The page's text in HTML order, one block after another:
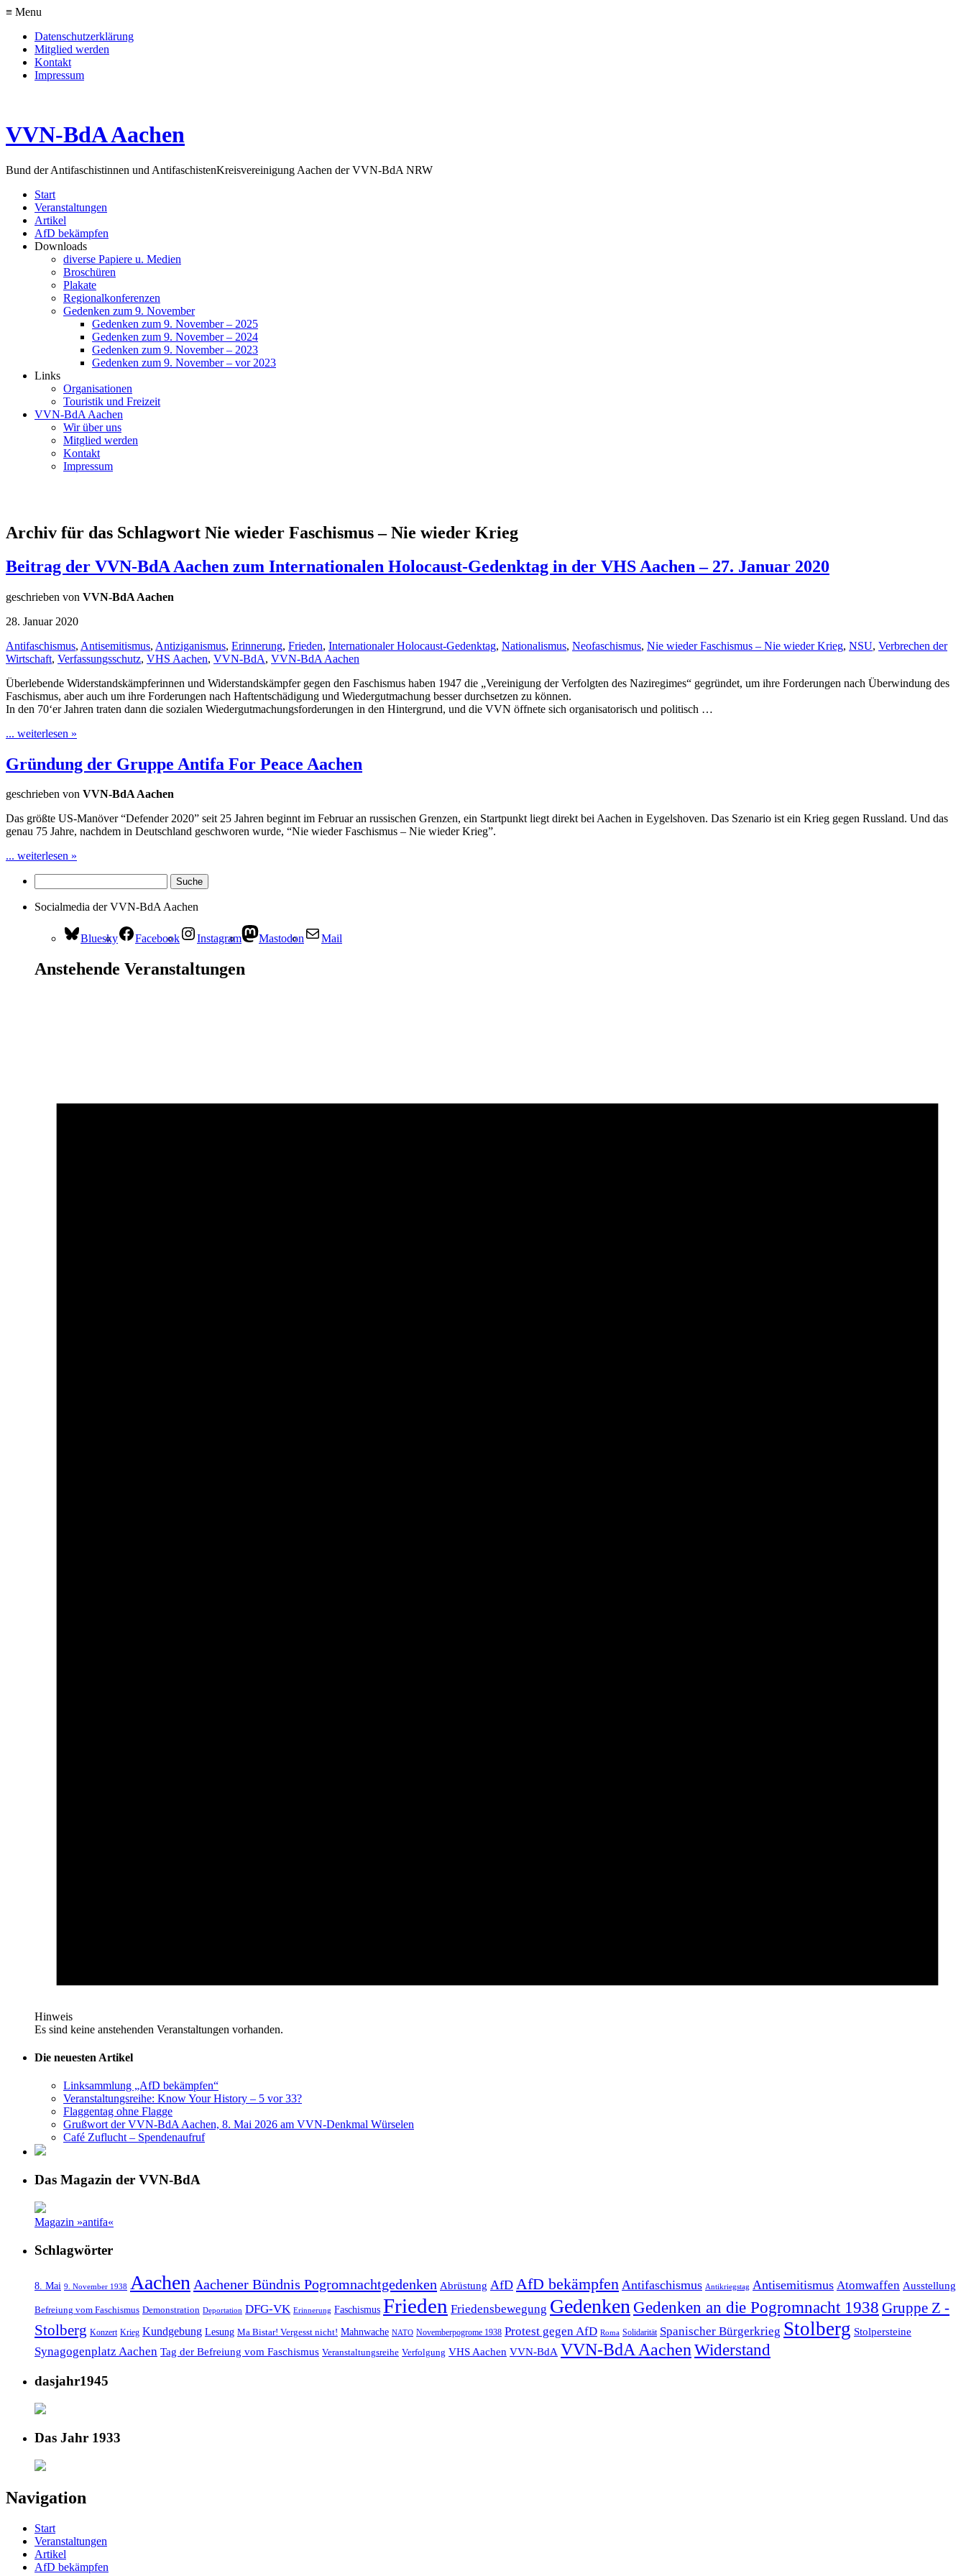
≡ Menu
Datenschutzerklärung
Mitglied werden
Kontakt
Impressum
VVN-BdA Aachen
Bund der Antifaschistinnen und AntifaschistenKreisvereinigung Aachen der VVN-BdA NRW
Start
Veranstaltungen
Artikel
AfD bekämpfen
Downloads
diverse Papiere u. Medien
Broschüren
Plakate
Regionalkonferenzen
Gedenken zum 9. November
Gedenken zum 9. November – 2025
Gedenken zum 9. November – 2024
Gedenken zum 9. November – 2023
Gedenken zum 9. November – vor 2023
Links
Organisationen
Touristik und Freizeit
VVN-BdA Aachen
Wir über uns
Mitglied werden
Kontakt
Impressum
Archiv für das Schlagwort Nie wieder Faschismus – Nie wieder Krieg
Beitrag der VVN-BdA Aachen zum Internationalen Holocaust-Gedenktag in der VHS Aachen – 27. Januar 2020
geschrieben von VVN-BdA Aachen
28. Januar 2020
Antifaschismus, Antisemitismus, Antiziganismus, Erinnerung, Frieden, Internationaler Holocaust-Gedenktag, Nationalismus, Neofaschismus, Nie wieder Faschismus – Nie wieder Krieg, NSU, Verbrechen der
Wirtschaft, Verfassungsschutz, VHS Aachen, VVN-BdA, VVN-BdA Aachen
Überlebende Widerstandskämpferinnen und Widerstandskämpfer gegen den Faschismus haben 1947 die „Vereinigung der Verfolgten des Naziregimes“ gegründet, um ihre Forderungen nach Überwindung des
Faschismus, aber auch um ihre Forderungen nach Haftentschädigung und Wiedergutmachung besser durchsetzen zu können.
In den 70‘er Jahren traten dann die sozialen Wiedergutmachungsforderungen in den Hintergrund, und die VVN öffnete sich organisatorisch und politisch …
... weiterlesen »
Gründung der Gruppe Antifa For Peace Aachen
geschrieben von VVN-BdA Aachen
Das größte US-Manöver “Defender 2020” seit 25 Jahren beginnt im Februar an russischen Grenzen, ein Startpunkt liegt direkt bei Aachen in Eygelshoven. Das Szenario ist ein Krieg gegen Russland. Und das
genau 75 Jahre, nachdem in Deutschland geschworen wurde, “Nie wieder Faschismus – Nie wieder Krieg”.
... weiterlesen »
Socialmedia der VVN-BdA Aachen
Bluesky Facebook Instagram Mastodon Mail
Anstehende Veranstaltungen
Hinweis
Es sind keine anstehenden Veranstaltungen vorhanden.
Die neuesten Artikel
Linksammlung „AfD bekämpfen“
Veranstaltungsreihe: Know Your History – 5 vor 33?
Flaggentag ohne Flagge
Grußwort der VVN-BdA Aachen, 8. Mai 2026 am VVN-Denkmal Würselen
Café Zuflucht – Spendenaufruf
Das Magazin der VVN-BdA
Magazin »antifa«
Schlagwörter
8. Mai 9. November 1938 Aachen Aachener Bündnis Pogromnachtgedenken Abrüstung AfD AfD bekämpfen Antifaschismus Antikriegstag Antisemitismus Atomwaffen Ausstellung
Befreiung vom Faschismus Demonstration Deportation DFG-VK Erinnerung Faschismus Frieden Friedensbewegung Gedenken Gedenken an die Pogromnacht 1938 Gruppe Z -
Stolberg Konzert Krieg Kundgebung Lesung Ma Bistar! Vergesst nicht! Mahnwache NATO Novemberpogrome 1938 Protest gegen AfD Roma Solidarität Spanischer Bürgerkrieg Stolberg Stolpersteine
Synagogenplatz Aachen Tag der Befreiung vom Faschismus Veranstaltungsreihe Verfolgung VHS Aachen VVN-BdA VVN-BdA AachenWiderstand
dasjahr1945
Das Jahr 1933
Navigation
Start
Veranstaltungen
Artikel
AfD bekämpfen